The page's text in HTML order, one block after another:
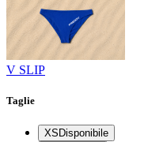
V SLIP
Taglie
XS Disponibile